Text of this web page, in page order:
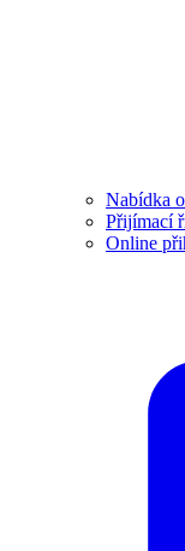
Nabídka
Přijímací
Online